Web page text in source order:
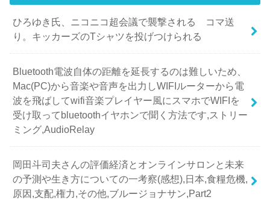
ひろゆき氏、ニコニコ超会議で襲撃される コマ送
り。キッカーズのTシャツを投げつけられる
Bluetooth電波自体の距離を延長するのは難しいため、
Mac(PC)から音楽や音声を出力しWIFIルーターから電
波を飛ばしてwifi音楽プレイヤー風にスマホでWIFIを
受け取ってbluetoothイヤホンで聞く方法です,ストリー
ミング,AudioRelay
岡田斗司夫さんの評価経済とオンラインサロンと未来
の予測や生き方についての一考察(感想),日本,食糧危機,
原因,支配,権力,その他,ブルージョナサン,Part2